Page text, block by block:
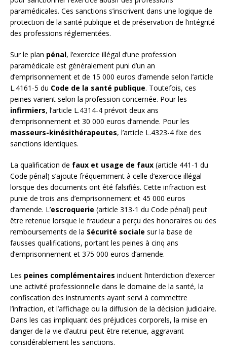
paramédicales. Ces sanctions s’inscrivent dans une logique de
protection de la santé publique et de préservation de l’intégrité
des professions réglementées.
Sur le plan pénal, l’exercice illégal d’une profession
paramédicale est généralement puni d’un an
d’emprisonnement et de 15 000 euros d’amende selon l’article
L.4161-5 du Code de la santé publique. Toutefois, ces
peines varient selon la profession concernée. Pour les
infirmiers, l’article L.4314-4 prévoit deux ans
d’emprisonnement et 30 000 euros d’amende. Pour les
masseurs-kinésithérapeutes, l’article L.4323-4 fixe des
sanctions identiques.
La qualification de faux et usage de faux (article 441-1 du
Code pénal) s’ajoute fréquemment à celle d’exercice illégal
lorsque des documents ont été falsifiés. Cette infraction est
punie de trois ans d’emprisonnement et 45 000 euros
d’amende. L’escroquerie (article 313-1 du Code pénal) peut
être retenue lorsque le fraudeur a perçu des honoraires ou des
remboursements de la Sécurité sociale sur la base de
fausses qualifications, portant les peines à cinq ans
d’emprisonnement et 375 000 euros d’amende.
Les peines complémentaires incluent l’interdiction d’exercer
une activité professionnelle dans le domaine de la santé, la
confiscation des instruments ayant servi à commettre
l’infraction, et l’affichage ou la diffusion de la décision judiciaire.
Dans les cas impliquant des préjudices corporels, la mise en
danger de la vie d’autrui peut être retenue, aggravant
considérablement les sanctions.